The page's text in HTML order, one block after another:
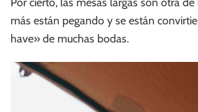
Por cierto, las mesas largas son otra
más están pegando y se están
have» de muchas bodas.